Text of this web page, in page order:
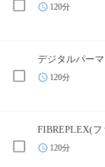
120分
デジタルパーマ
120分
FIBREPLEX(
120分